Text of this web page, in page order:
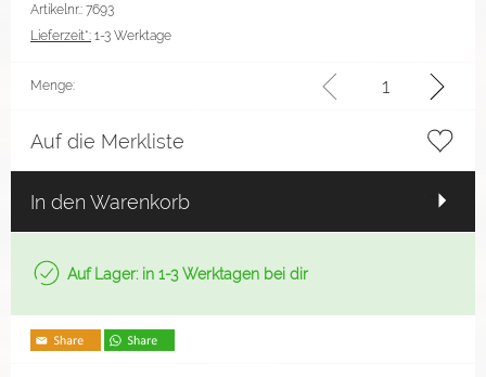
Artikelnr.: 7693
Lieferzeit*: 1-3 Werktage
Menge:
Auf die Merkliste
In den Warenkorb
Auf Lager: in 1-3 Werktagen bei dir